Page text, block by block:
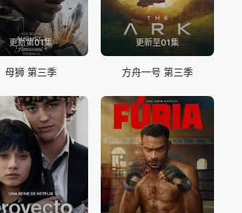
更新第01集
母狮 第三季
更新至01集
方舟一号 第三季